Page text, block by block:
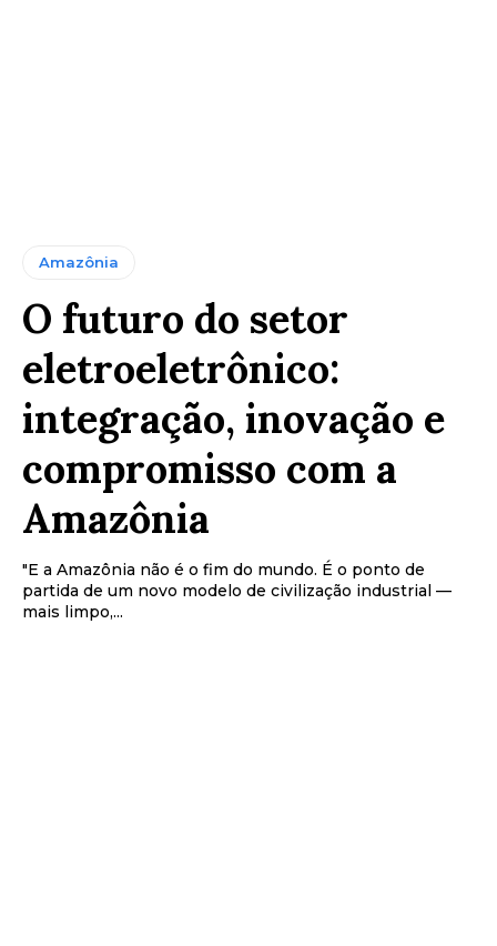
Amazônia
O futuro do setor
eletroeletrônico:
integração, inovação e
compromisso com a
Amazônia
"E a Amazônia não é o fim do mundo. É o ponto de
partida de um novo modelo de civilização industrial —
mais limpo,...